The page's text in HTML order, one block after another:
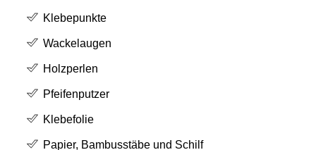
Klebepunkte
Wackelaugen
Holzperlen
Pfeifenputzer
Klebefolie
Papier, Bambusstäbe und Schilf